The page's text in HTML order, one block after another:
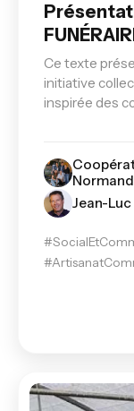
Ce texte
initiative
inspirée des
Jean-Luc